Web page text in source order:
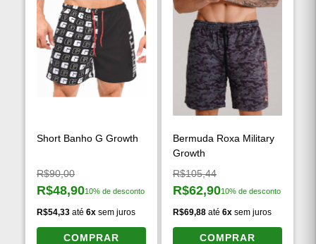
Short Banho G Growth
Preço original:
R$90,00
Preço à vista:
R$48,9010% de desconto
R$54,33 até6x sem juros
COMPRAR
Bermuda Roxa Military
Growth
Preço original:
R$105,44
Preço à vista:
R$62,9010% de desconto
R$69,88 até 6x sem juros
COMPRAR